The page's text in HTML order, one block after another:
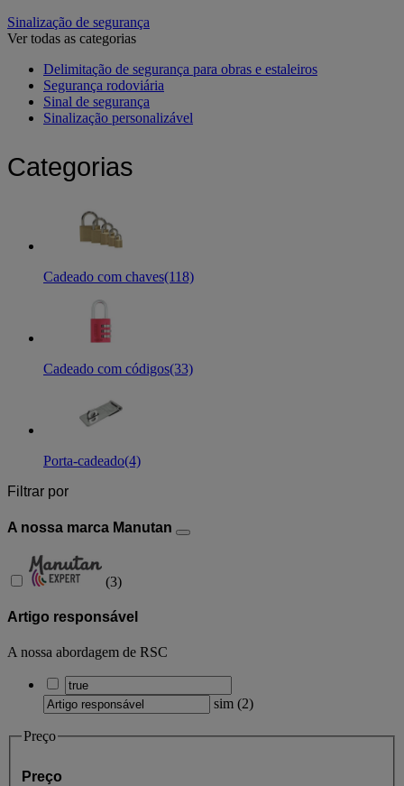
Sinalização de segurança
Ver todas as categorias
Delimitação de segurança para obras e estaleiros
Segurança rodoviária
Sinal de segurança
Sinalização personalizável
Categorias
Cadeado com chaves(118)
Cadeado com códigos(33)
Porta-cadeado(4)
Filtrar por
A nossa marca Manutan
(3)
Artigo responsável
A nossa abordagem de RSC
sim (2)
Preço
Preço